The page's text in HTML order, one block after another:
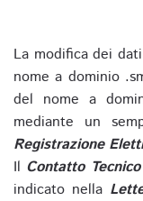
La modifica dei
nome a dominio
del nome a
mediante un
Registrazione
Il Contatto Tecnico
indicato nella